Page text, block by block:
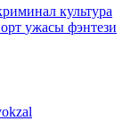
культура
ужасы фэнтези